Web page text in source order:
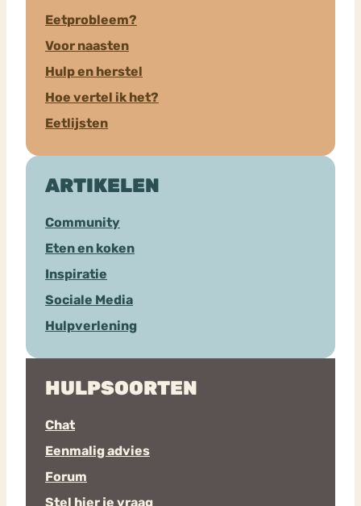
Eetprobleem?
Voor naasten
Hulp en herstel
Hoe vertel ik het?
Eetlijsten
ARTIKELEN
Community
Eten en koken
Inspiratie
Sociale Media
Hulpverlening
HULPSOORTEN
Chat
Eenmalig advies
Forum
Stel hier je vraag